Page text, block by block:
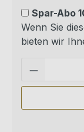
Spar-Abo
Wenn Sie
bieten wir